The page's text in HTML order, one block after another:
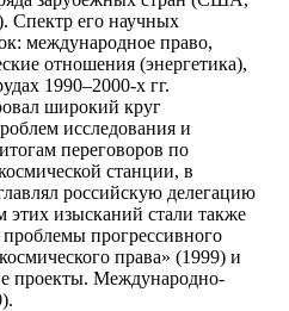
Спектр его научных
международное право,
отношения (энергетика),
1990–2000-х гг.
широкий круг
исследования и
переговоров по
станции, в
российскую делегацию
этих изысканий стали также
прогрессивного
права» (1999) и
проекты. Международно-